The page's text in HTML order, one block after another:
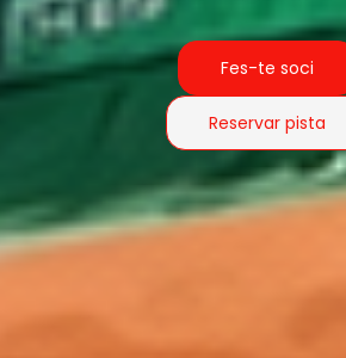
Fes-te soci
Reservar pista